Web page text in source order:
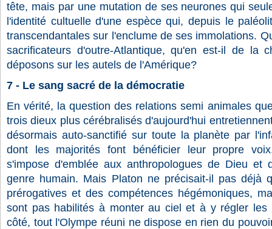
tête, mais par une mutation de ses neurones qui
l'identité cultuelle d'une espèce qui, depuis le
transcendantales sur l'enclume de ses immolations.
sacrificateurs d'outre-Atlantique, qu'en est-il de la
déposons sur les autels de l'Amérique?
7 - Le sang sacré de la démocratie
En vérité, la question des relations semi animales
trois dieux plus cérébralisés d'aujourd'hui
désormais auto-sanctifié sur toute la planète par
dont les majorités font bénéficier leur propre
s'impose d'emblée aux anthropologues de Dieu et
genre humain. Mais Platon ne précisait-il pas déjà
prérogatives et des compétences hégémoniques,
sont pas habilités à monter au ciel et à y régler les
côté, tout l'Olympe réuni ne dispose en rien du